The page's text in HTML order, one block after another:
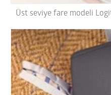
Üst seviye fare modeli